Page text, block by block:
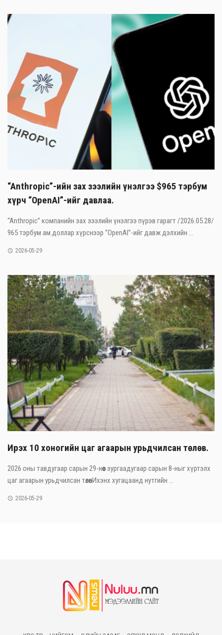
“Anthropic”-ийн зах зээлийн үнэлгээ $965 тэрбум
хүрч “OpenAI”-ийг давлаа.
“Anthropic” компанийн зах зээлийн үнэлгээ пүрэв гарагт /2026.05.28/
965 тэрбум ам.доллар хүрснээр “OpenAI”-ийг давж дэлхийн ...
2026-05-29
Ирэх 10 хоногийн цаг агаарын урьдчилсан төлөв.
2026 оны тавдугаар сарын 29-нөөс зургаадугаар сарын 8-ныг хүртэлх
цаг агаарын урьдчилсан төлөвИхэнх хугацаанд нутгийн ...
2026-05-29